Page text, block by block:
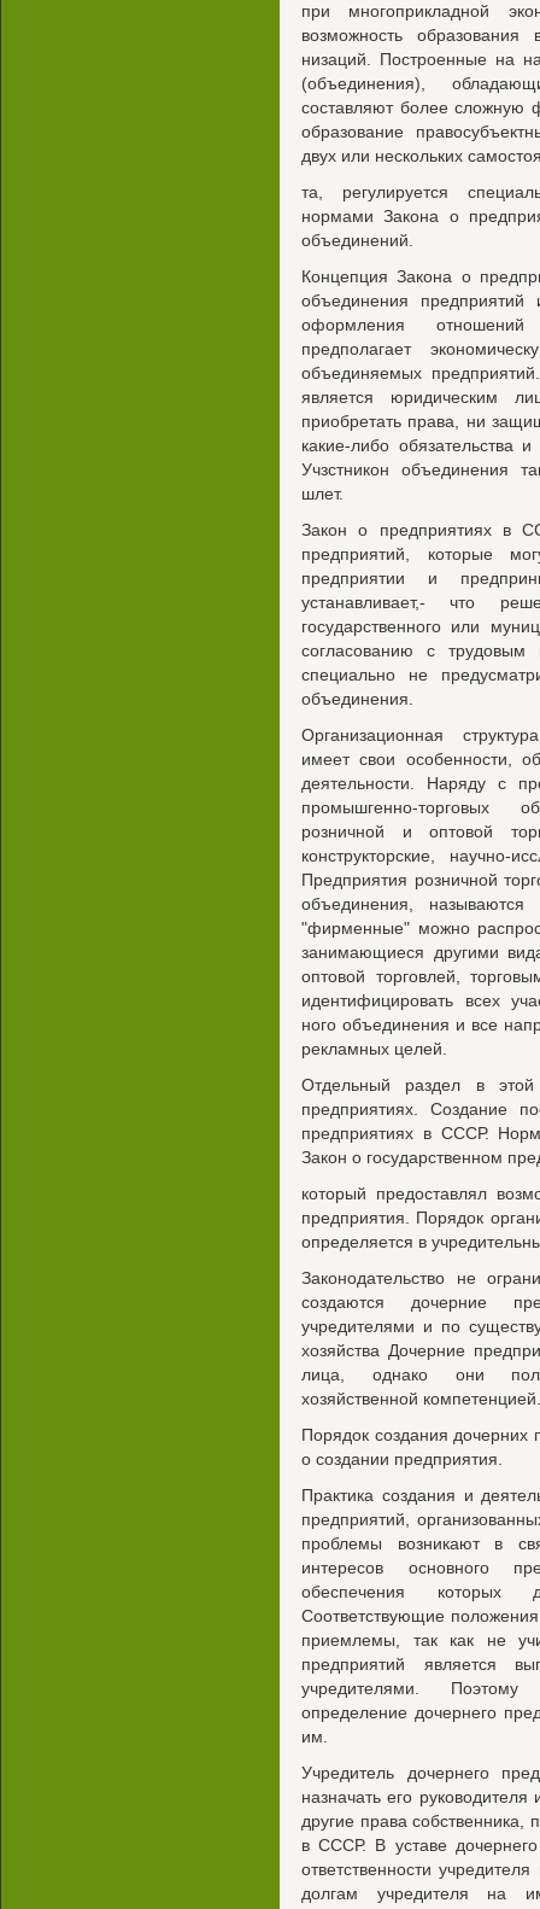
при многоприкладной
возможность
низаций. Построенные на
(объединения),
составляют более сложную
образование
двух или нескольких
та, регулируется
нормами Закона о
объединений.
Концепция Закона о
объединения
оформления
предполагает
объединяемых
является юридическим
приобретать права, ни
какие-либо обязательства
Учзстникон объединения
шлет.
Закон о предприятиях в
предприятий, которые
предприятии и
устанавливает,- что
государственного или
согласованию с трудовым
специально не
объединения.
Организационная
имеет свои особенности,
деятельности. Наряду с
промышгенно-торговых
розничной и оптовой
конструкторские, научно-
Предприятия розничной
объединения,
"фирменные" можно
занимающиеся другими
оптовой торговлей,
идентифицировать всех
ного объединения и все
рекламных целей.
Отдельный раздел в
предприятиях. Создание
предприятиях в СССР.
Закон о государственном
который предоставлял
предприятия. Порядок
определяется в
Законодательство не
создаются дочерние
учредителями и по
хозяйства Дочерние
лица, однако они
хозяйственной компетенцией.
Порядок создания
о создании предприятия.
Практика создания и
предприятий,
проблемы возникают в
интересов основного
обеспечения которых
Соответствующие
приемлемы, так как не
предприятий является
учредителями. Поэтому
определение дочернего
им.
Учредитель дочернего
назначать его
другие права
в СССР. В уставе
ответственности
долгам учредителя на